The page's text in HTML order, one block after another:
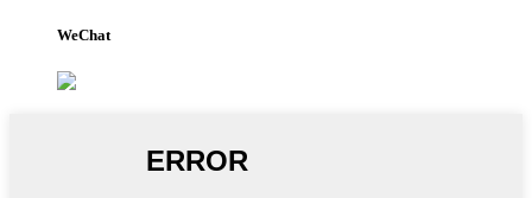
WeChat